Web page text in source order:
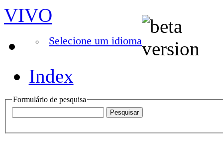
VIVO
Selecione um idioma
Index
Formulário de pesquisa